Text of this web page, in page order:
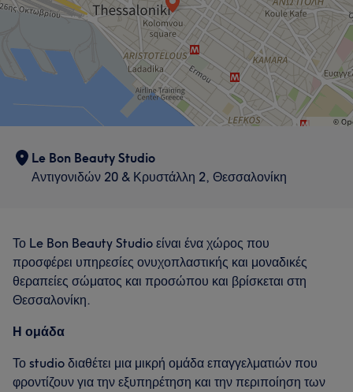
Le Bon Beauty Studio
Αντιγονιδών 20 & Κρυστάλλη 2, Θεσσαλονίκη
Το Le Bon Beauty Studio είναι ένα χώρος που
προσφέρει υπηρεσίες ονυχοπλαστικής και μοναδικές
θεραπείες σώματος και προσώπου και βρίσκεται στη
Θεσσαλονίκη.
Η ομάδα
Το studio διαθέτει μια μικρή ομάδα επαγγελματιών που
φροντίζουν για την εξυπηρέτηση και την περιποίηση των